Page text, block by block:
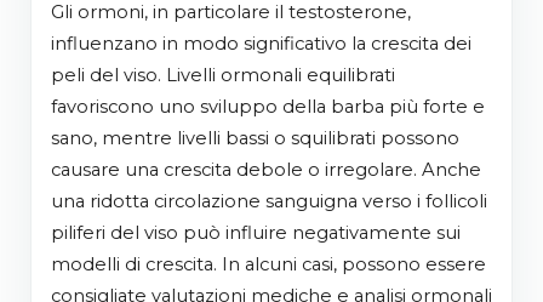
Gli ormoni, in particolare il testosterone,
influenzano in modo significativo la crescita dei
peli del viso. Livelli ormonali equilibrati
favoriscono uno sviluppo della barba più forte e
sano, mentre livelli bassi o squilibrati possono
causare una crescita debole o irregolare. Anche
una ridotta circolazione sanguigna verso i follicoli
piliferi del viso può influire negativamente sui
modelli di crescita. In alcuni casi, possono essere
consigliate valutazioni mediche e analisi ormonali